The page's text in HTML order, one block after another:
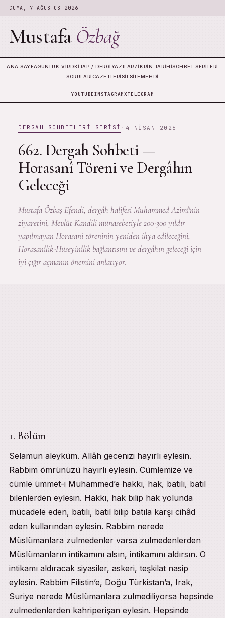
CUMA, 7 AĞUSTOS 2026
Mustafa Özbağ
ANA SAYFAGÜNLÜK VIRDKITAP / DERGIYAZILARZIKRIN TARIHISOHBET SERILERI
SORULARİCAZETLERISILSILEMEHDI
YOUTUBEINSTAGRAMXTELEGRAM
DERGAH SOHBETLERI SERISI · 4 NISAN 2026
662. Dergah Sohbeti —
Horasanî Töreni ve Dergâhın
Geleceği
Mustafa Özbaş Efendi, dergâh halifesi Muhammed Azimî'nin
ziyaretini, Mevlüt Kandili münasebetiyle 200-300 yıldır
yapılmayan Horasanî töreninin yeniden ihya edileceğini,
Horasanîlik-Hüseyinîlik bağlantısını ve dergâhın geleceği için
iyi çığır açmanın önemini anlatıyor.
1. Bölüm
Selamun aleyküm. Allâh gecenizi hayırlı eylesin.
Rabbim ömrünüzü hayırlı eylesin. Cümlemize ve
cümle ümmet-i Muhammed’e hakkı, hak, batılı, batıl
bilenlerden eylesin. Hakkı, hak bilip hak yolunda
mücadele eden, batılı, batıl bilip batıla karşı cihâd
eden kullarından eylesin. Rabbim nerede
Müslümanlara zulmedenler varsa zulmedenlerden
Müslümanların intikamını alsın, intikamını aldırsın. O
intikamı aldıracak siyasiler, askeri, teşkilat nasip
eylesin. Rabbim Filistin’e, Doğu Türkistan’a, Irak,
Suriye nerede Müslümanlara zulmediliyorsa hepsinde
zulmedenlerden kahriperişan eylesin. Hepsinde